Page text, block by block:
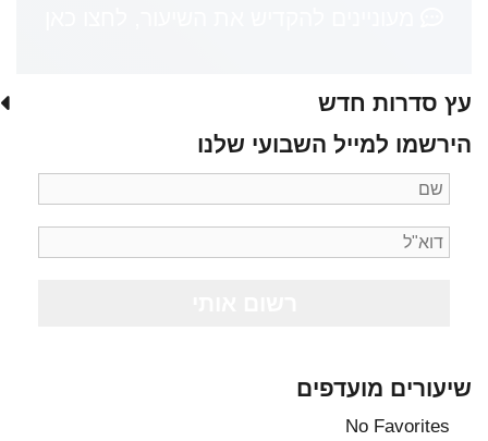
עץ סדרות חדש
הירשמו למייל השבועי שלנו
שיעורים מועדפים
No Favorites